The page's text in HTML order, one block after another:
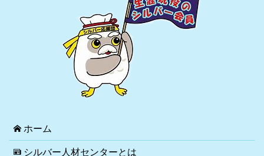
ホーム
シルバー人材センターとは